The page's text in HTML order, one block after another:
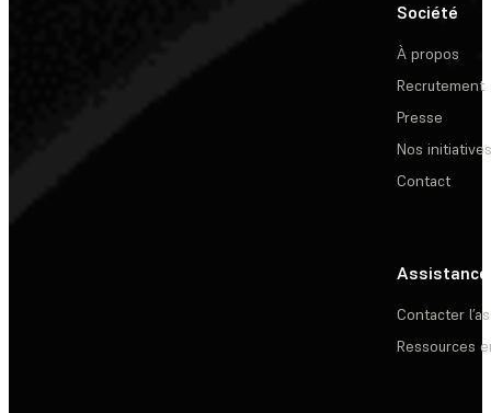
Société
À propos
Recrutement
Presse
Nos initiatives
Contact
Assistance
Contacter
Ressources